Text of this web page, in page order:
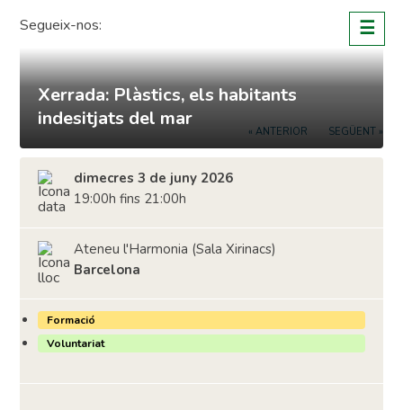
content
Segueix-nos: ☰
« ANTERIOR SEGÜENT »
Xerrada: Plàstics, els habitants
indesitjats del mar
dimecres 3 de juny 2026
19:00h fins 21:00h
Ateneu l'Harmonia (Sala Xirinacs)
Barcelona
Formació
Voluntariat